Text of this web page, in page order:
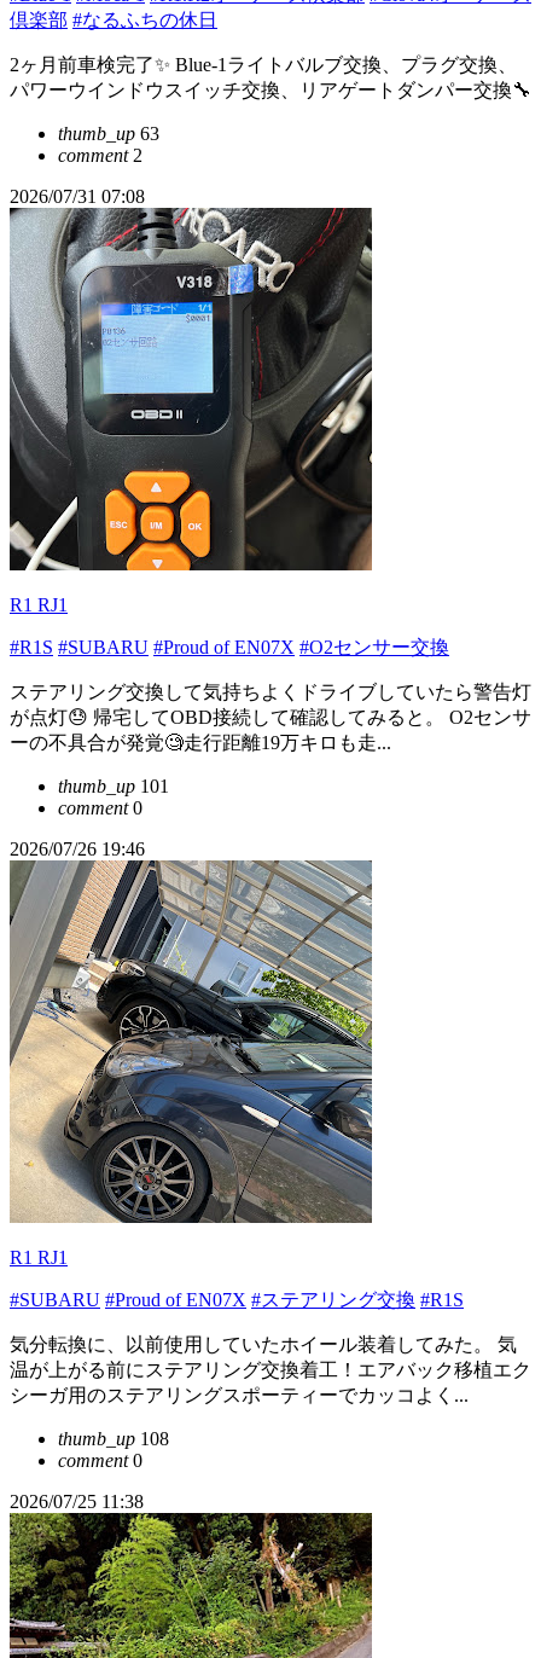
倶楽部 #なるふちの休日
2ヶ月前車検完了✨ Blue-1ライトバルブ交換、プラグ交換、
パワーウインドウスイッチ交換、リアゲートダンパー交換🔧
thumb_up 63
comment2
2026/07/31 07:08
R1 RJ1
#R1S #SUBARU #Proud of EN07X #O2センサー交換
ステアリング交換して気持ちよくドライブしていたら警告灯
が点灯😓 帰宅してOBD接続して確認してみると。 O2センサ
ーの不具合が発覚🧐走行距離19万キロも走...
thumb_up 101
comment0
2026/07/26 19:46
R1 RJ1
#SUBARU #Proud of EN07X #ステアリング交換 #R1S
気分転換に、以前使用していたホイール装着してみた。 気
温が上がる前にステアリング交換着工！エアバック移植エク
シーガ用のステアリングスポーティーでカッコよく...
thumb_up 108
comment0
2026/07/25 11:38